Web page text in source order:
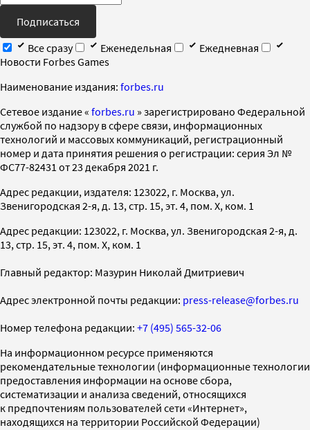
Подписаться
Все сразу
Еженедельная
Ежедневная
Новости Forbes Games
Наименование издания: forbes.ru
Cетевое издание « forbes.ru » зарегистрировано Федеральной
службой по надзору в сфере связи, информационных
технологий и массовых коммуникаций, регистрационный
номер и дата принятия решения о регистрации: серия Эл №
ФС77-82431 от 23 декабря 2021 г.
Адрес редакции, издателя: 123022, г. Москва, ул.
Звенигородская 2-я, д. 13, стр. 15, эт. 4, пом. X, ком. 1
Адрес редакции: 123022, г. Москва, ул. Звенигородская 2-я, д.
13, стр. 15, эт. 4, пом. X, ком. 1
Главный редактор: Мазурин Николай Дмитриевич
Адрес электронной почты редакции: press-release@forbes.ru
Номер телефона редакции: +7 (495) 565-32-06
На информационном ресурсе применяются
рекомендательные технологии (информационные технологии
предоставления информации на основе сбора,
систематизации и анализа сведений, относящихся
к предпочтениям пользователей сети «Интернет»,
находящихся на территории Российской Федерации)